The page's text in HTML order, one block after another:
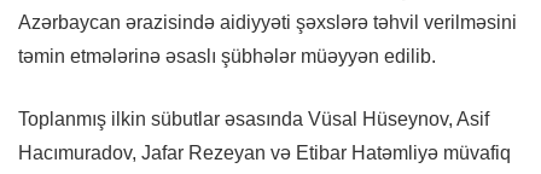
Azərbaycan ərazisində aidiyyəti şəxslərə təhvil verilməsini
təmin etmələrinə əsaslı şübhələr müəyyən edilib.
Toplanmış ilkin sübutlar əsasında Vüsal Hüseynov, Asif
Hacımuradov, Jafar Rezeyan və Etibar Hatəmliyə müvafiq